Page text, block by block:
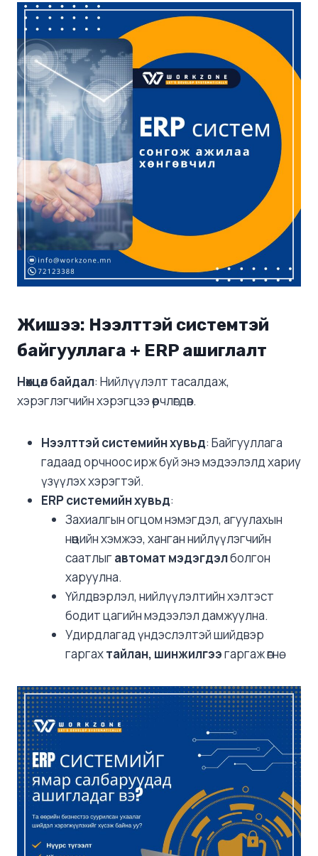
Жишээ: Нээлттэй системтэй
байгууллага + ERP ашиглалт
Нөхцөл байдал: Нийлүүлэлт тасалдаж,
хэрэглэгчийн хэрэгцээ өөрчлөгдөв.
Нээлттэй системийн хувьд: Байгууллага
гадаад орчноос ирж буй энэ мэдээлэлд хариу
үзүүлэх хэрэгтэй.
ERP системийн хувьд:
Захиалгын огцом нэмэгдэл, агуулахын
нөөцийн хэмжээ, ханган нийлүүлэгчийн
саатлыгавтомат мэдэгдэлболгон
харуулна.
Үйлдвэрлэл, нийлүүлэлтийн хэлтэст
бодит цагийн мэдээлэл дамжуулна.
Удирдлагад үндэслэлтэй шийдвэр
гаргахтайлан, шинжилгээгаргаж өгнө.